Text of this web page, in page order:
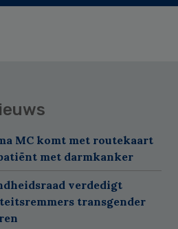
MC komt met routekaart
met darmkanker
verdedigt
transgender